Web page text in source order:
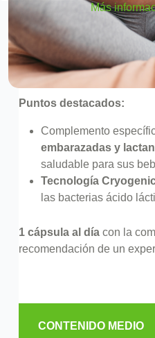
Puntos destacados:
Complemento
embarazadas y
saludable para sus
Tecnología
las bacterias ácido
1 cápsula al día con la
recomendación de un
CONTENIDO MEDIO
Más